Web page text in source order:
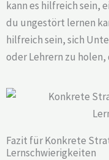
kann es hilfreich sein,
du ungestört lernen
hilfreich sein, sich
oder Lehrern zu
Fazit für Konkrete
Lernschwierigkeiten